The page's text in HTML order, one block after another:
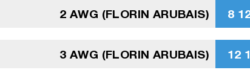
2 AWG (FLORIN ARUBAIS) 8
3 AWG (FLORIN ARUBAIS) 12